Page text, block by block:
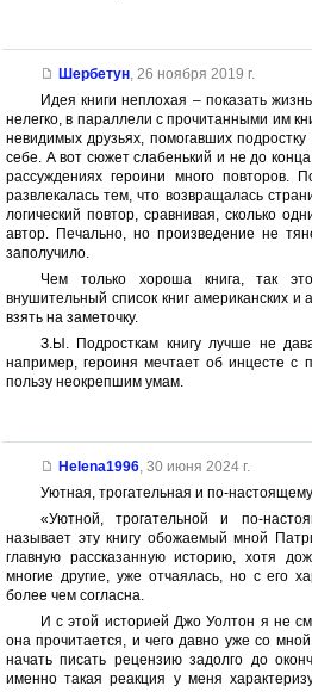
Шербетун, 26 ноября 2019 г.
Идея книги неплохая – показать
нелегко, в параллели с прочитанными им
невидимых друзьях, помогавших
себе. А вот сюжет слабенький и не до
рассуждениях героини много повторов.
развлекалась тем, что возвращалась
логический повтор, сравнивая, сколько
автор. Печально, но произведение не
заполучило.
Чем только хороша книга, так
внушительный список книг американских и
взять на заметочку.
З.Ы. Подросткам книгу лучше не
например, героиня мечтает об инцесте с
пользу неокрепшим умам.
Helena1996, 30 июня 2024 г.
Уютная, трогательная и по-
«Уютной, трогательной и по-
называет эту книгу обожаемый мной
главную рассказанную историю, хотя
многие другие, уже отчаялась, но с его
более чем согласна.
И с этой историей Джо Уолтон я не
она прочитается, и чего давно уже со
начать писать рецензию задолго до
именно такая реакция у меня